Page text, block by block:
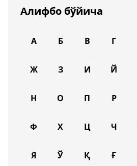
Алифбо бўйича
А Б В Г
Ж З И Й
Н О П Р
Ф Х Ц Ч
Я Ў Қ Ғ